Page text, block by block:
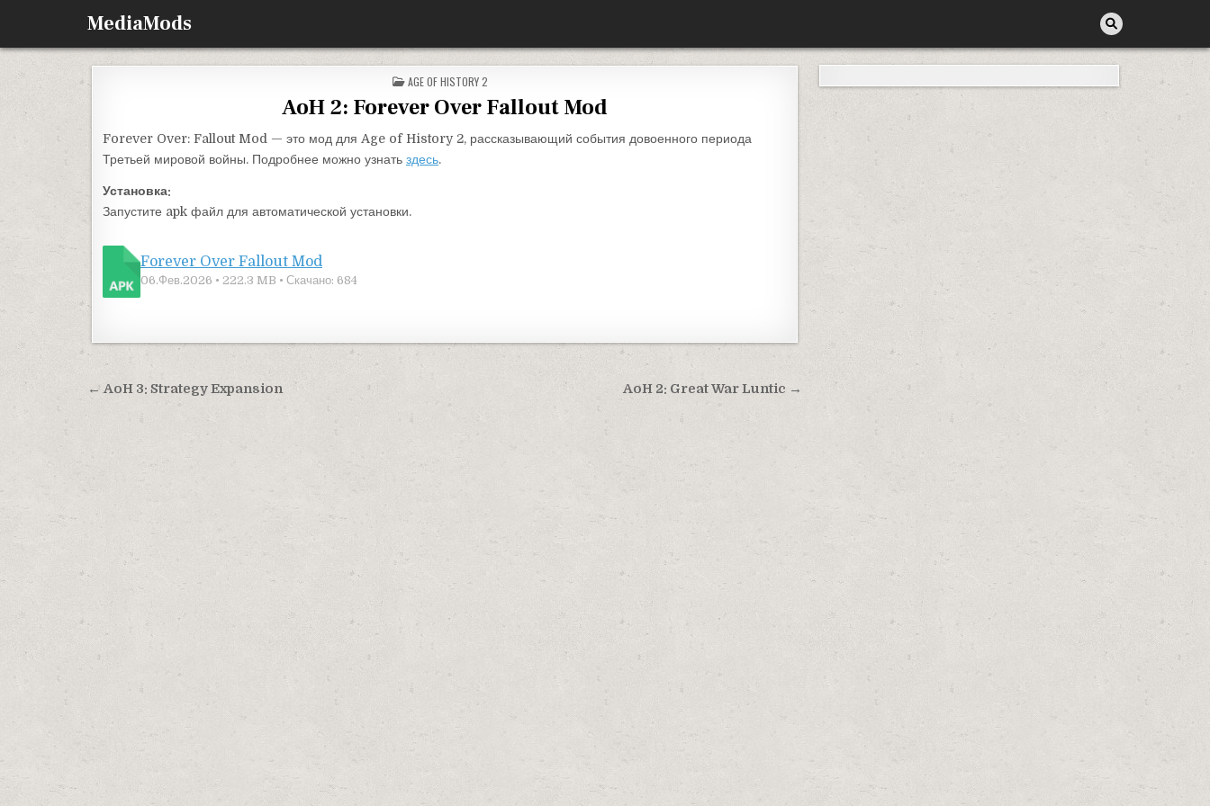
MediaMods
ОПУБЛИКОВАНО В
AGE OF HISTORY 2
AoH 2: Forever Over Fallout Mod
Forever Over: Fallout Mod — это мод для Age of History 2, рассказывающий события довоенного периода
Третьей мировой войны. Подробнее можно узнать здесь.
Установка:
Запустите apk файл для автоматической установки.
Forever Over Fallout Mod
06.Фев.2026 • 222.3 MB • Скачано: 684
Навигация по записям AoH 2: Great War Luntic →
← AoH 3: Strategy Expansion